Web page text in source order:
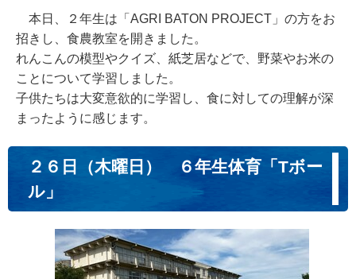
本日、２年生は「AGRI BATON PROJECT」の方をお
招きし、食農教室を開きました。
れんこんの模型やクイズ、紙芝居などで、野菜やお米の
ことについて学習しました。
子供たちは大変意欲的に学習し、食に対しての理解が深
まったように感じます。
２６日（木曜日） ６年生体育「Tボー
ル」